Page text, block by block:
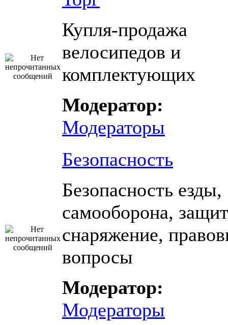
Купля-продажа
велосипедов и
комплектующих
Модератор:
Модераторы
Безопасность
Безопасность езды,
самооборона,
снаряжение,
вопросы
Модератор:
Модераторы